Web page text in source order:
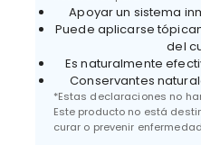
Apoyar un sistema
Puede aplicarse
del
Es naturalmente
Conservantes
*Estas declaraciones no
Este producto no está
curar o prevenir